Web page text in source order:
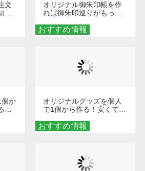
文
おすすめ情報
オリジナル御朱印帳を作
れば御朱印巡りがもっと
ダーメイドする魅力と選
び方
個か
おすすめ情報
オリジナルグッズを個人
で1個から作る！安くて簡
秘訣